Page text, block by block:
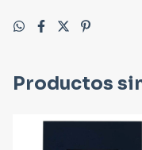
Productos